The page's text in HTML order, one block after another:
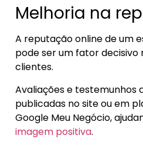
Melhoria na
A reputação online de um
pode ser um fator decisivo
clientes.
Avaliações e testemunhos
publicadas no site ou em
Google Meu Negócio,
imagem positiva.